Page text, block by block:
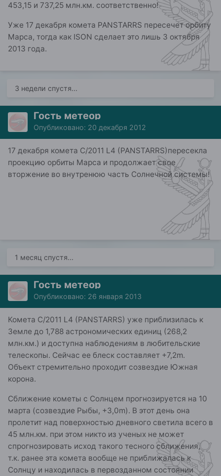
453,15 и 737,25 млн.км. соответственно!
Уже 17 декабря комета PANSTARRS пересечет орбиту
Марса, тогда как ISON сделает это лишь 3 октября
2013 года.
3 недели спустя...
Гость метеор
Опубликовано: 20 декабря 2012
17 декабря комета C/2011 L4 (PANSTARRS)пересекла
проекцию орбиты Марса и продолжает свое
вторжение во внутренюю часть Солнечной системы!
1 месяц спустя...
Гость метеор
Опубликовано: 26 января 2013
Комета C/2011 L4 (PANSTARRS) уже приблизилась к
Земле до 1,788 астрономических единиц (268,2
млн.км.) и доступна наблюдениям в любительские
телескопы. Сейчас ее блеск составляет +7,2m.
Объект стремительно проходит созвездие Южная
корона.
Сближение кометы с Солнцем прогнозируется на 10
марта (созвездие Рыбы, +3,0m). В этот день она
пролетит над поверхностью дневного светила всего в
45 млн.км. при этом никто из ученых не может
спрогнозировать исход такого тесного сближения,
т.к. ранее эта комета вообще не приближалась к
Солнцу и находилась в первозданном состоянии